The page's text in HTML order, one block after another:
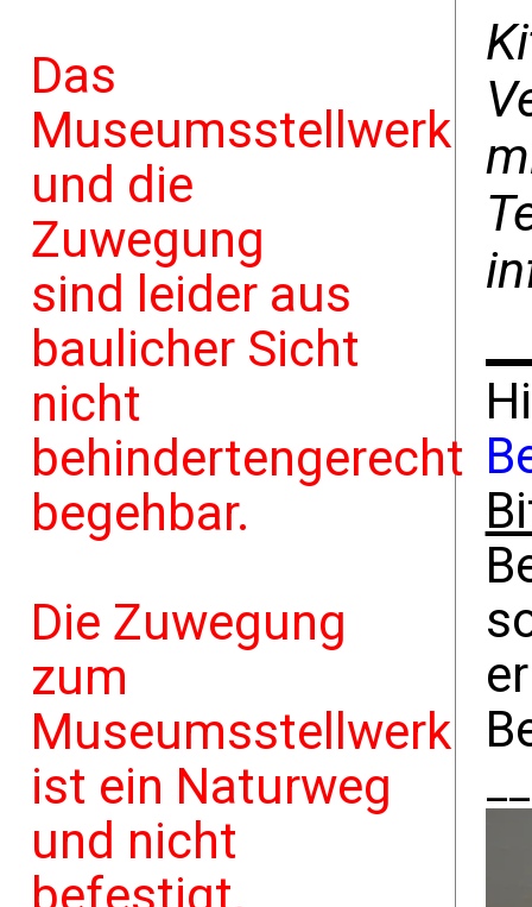
Das
Museumsstellwerk
und die
Zuwegung
sind leider aus
baulicher Sicht
nicht
behindertengerecht
begehbar.
Die Zuwegung
zum
Museumsstellwerk
ist ein Naturweg
und nicht